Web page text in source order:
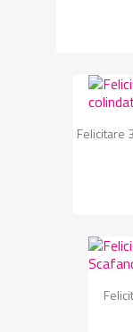
Felicitare